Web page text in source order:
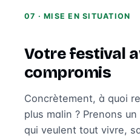
07 · MISE EN SITUATION
Votre festival
compromis
Concrètement, à quoi
plus malin ? Prenons
qui veulent tout vivre,